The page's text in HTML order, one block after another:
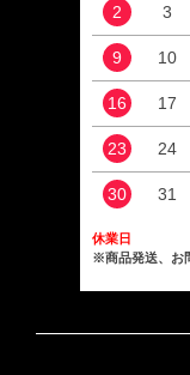
2 3
9 10
16 17
23 24
30 31
休業日
※商品発送、お